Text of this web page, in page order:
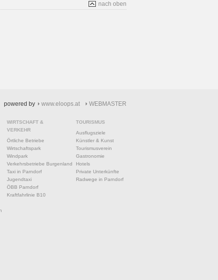
nach oben
powered by www.eloops.at WEBMASTER
WIRTSCHAFT &
VERKEHR
Örtliche Betriebe
Wirtschaftspark
Windpark
Verkehrsbetriebe Burgenland
Taxi in Parndorf
Jugendtaxi
ÖBB Parndorf
Kraftfahrlinie B10
TOURISMUS
Ausflugsziele
Künstler & Kunst
Tourismusverein
Gastronomie
Hotels
Private Unterkünfte
Radwege in Parndorf